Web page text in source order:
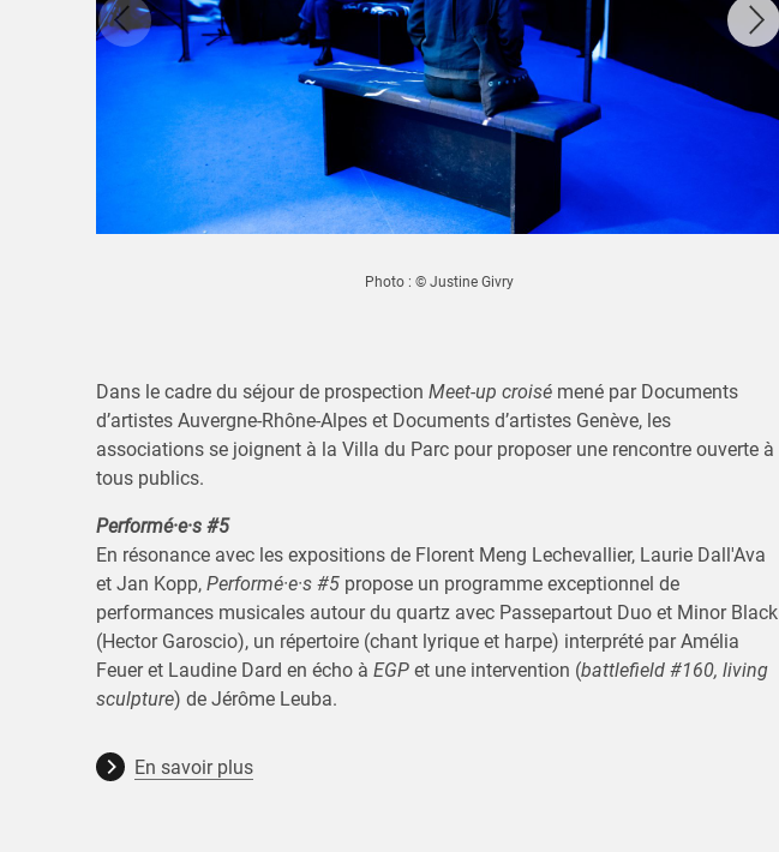
Photo : © Justine Givry
Dans le cadre du séjour de prospection Meet-up croisé mené par Documents
d’artistes Auvergne-Rhône-Alpes et Documents d’artistes Genève, les
associations se joignent à la Villa du Parc pour proposer une rencontre ouverte à
tous publics.
Performé·e·s #5
En résonance avec les expositions de Florent Meng Lechevallier, Laurie Dall'Ava
et Jan Kopp, Performé·e·s #5 propose un programme exceptionnel de
performances musicales autour du quartz avec Passepartout Duo et Minor Black
(Hector Garoscio), un répertoire (chant lyrique et harpe) interprété par Amélia
Feuer et Laudine Dard en écho à EGP et une intervention (battlefield #160, living
sculpture) de Jérôme Leuba.
En savoir plus